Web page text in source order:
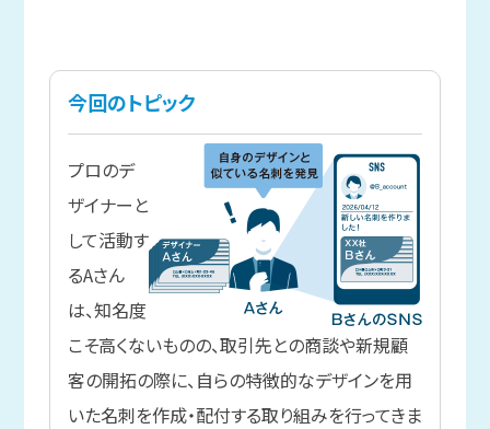
今回のトピック
プロのデ
ザイナーと
して活動す
るAさん
は、知名度
こそ高くないものの、取引先との商談や新規顧
客の開拓の際に、自らの特徴的なデザインを用
いた名刺を作成・配付する取り組みを行ってきま